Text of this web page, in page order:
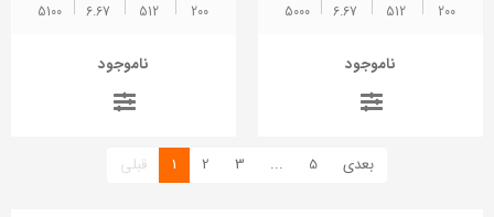
200
512
6.67
5000 ‌
ناموجود
200
512
6.67
5100 ‌
ناموجود
قبلی 1 (current)
2 3 ... 5 بعدی